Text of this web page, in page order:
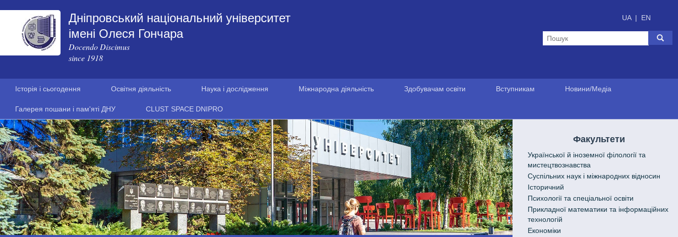
Дніпровський національний університет
імені Олеся Гончара
Docendo Discimus
since 1918
UA | EN
Історія і сьогодення Освітня діяльність Наука і дослідження Міжнародна діяльність Здобувачам освіти Вступникам Новини/Медіа
Галерея пошани і пам'яті ДНУ CLUST SPACE DNIPRO
Факультети
Української й іноземної філології та
мистецтвознавства
Cуспільних наук і міжнародних відносин
Історичний
Психології та спеціальної освіти
Прикладної математики та інформаційних
технологій
Економіки